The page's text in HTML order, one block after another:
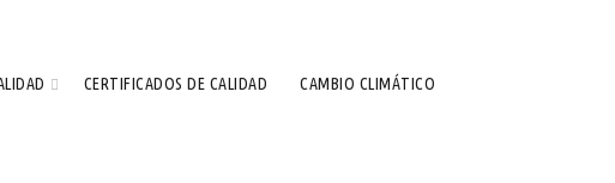
CERTIFICADOS DE CALIDAD CAMBIO CLIMÁTICO